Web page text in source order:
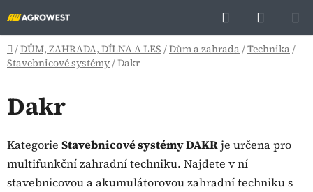
na
obsah
Hledat
KOŠÍK
Domů
/DŮM, ZAHRADA, DÍLNA A LES /Dům a zahrada/Technika/
Stavebnicové systémy/Dakr
Dakr
Kategorie Stavebnicové systémy DAKRje určena pro
multifunkční zahradní techniku. Najdete v ní
stavebnicovou a akumulátorovou zahradní techniku s